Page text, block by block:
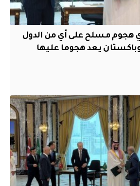
أي هجوم مسلح على أي من الدول
يعد هجوما عليها